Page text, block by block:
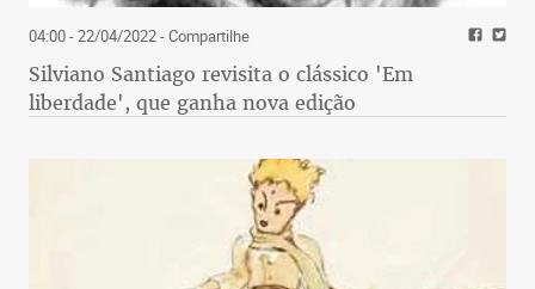
04:00 - 22/04/2022- Compartilhe
Silviano Santiago revisita o clássico 'Em
liberdade', que ganha nova edição